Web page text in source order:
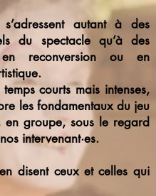
autant à des
du spectacle qu’à des
en reconversion ou en
courts mais intenses,
les fondamentaux du jeu
en groupe, sous le regard
intervenant·es.
disent ceux et celles qui